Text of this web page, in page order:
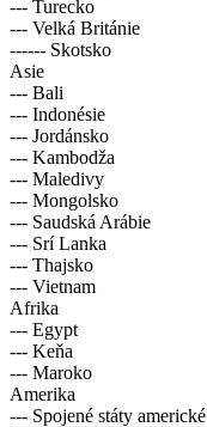
--- Turecko
--- Velká Británie
------ Skotsko
Asie
--- Bali
--- Indonésie
--- Jordánsko
--- Kambodža
--- Maledivy
--- Mongolsko
--- Saudská Arábie
--- Srí Lanka
--- Thajsko
--- Vietnam
Afrika
--- Egypt
--- Keňa
--- Maroko
Amerika
--- Spojené státy americké